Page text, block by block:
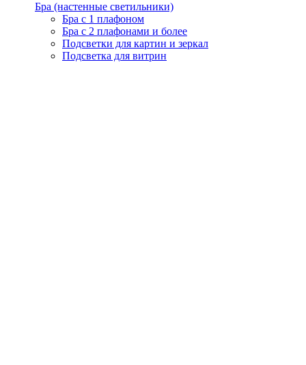
Бра (настенные светильники)
Бра с 1 плафоном
Бра с 2 плафонами и более
Подсветки для картин и зеркал
Подсветка для витрин